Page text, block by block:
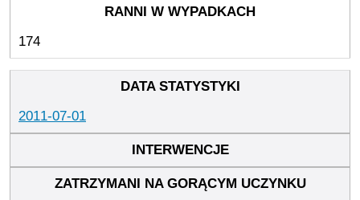
174
2011-07-01